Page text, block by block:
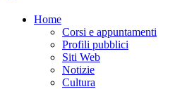
Home
Corsi e appuntamenti
Profili pubblici
Siti Web
Notizie
Cultura